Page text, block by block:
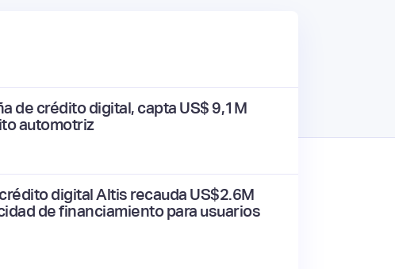
de crédito digital, capta US$ 9,1M
automotriz
digital Altis recauda US$2.6M
de financiamiento para usuarios